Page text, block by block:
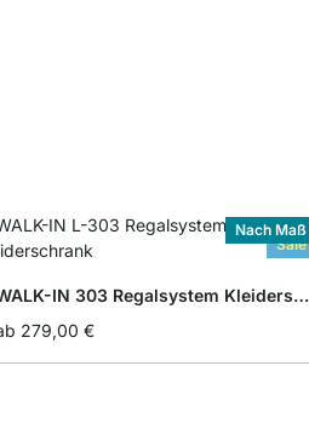
Sale
Nach Maß
WALK-IN 303 Regalsystem Kleiderschrank
279,00 €